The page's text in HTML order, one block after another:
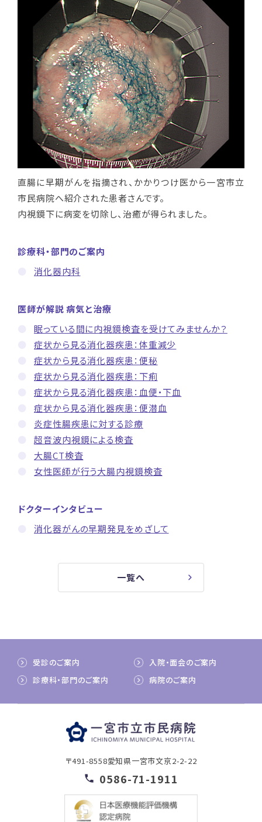
直腸に早期がんを指摘され、かかりつけ医から一宮市立
市民病院へ紹介された患者さんです。
内視鏡下に病変を切除し、治癒が得られました。
診療科・部門のご案内
消化器内科
医師が解説 病気と治療
眠っている間に内視鏡検査を受けてみませんか？
症状から見る消化器疾患：体重減少
症状から見る消化器疾患：便秘
症状から見る消化器疾患：下痢
症状から見る消化器疾患：血便・下血
症状から見る消化器疾患：便潜血
炎症性腸疾患に対する診療
超音波内視鏡による検査
大腸CT検査
女性医師が行う大腸内視鏡検査
ドクターインタビュー
消化器がんの早期発見をめざして
一覧へ
受診のご案内
入院・面会のご案内
診療科・部門のご案内
病院のご案内
〒491-8558愛知県一宮市文京2-2-22
0586-71-1911